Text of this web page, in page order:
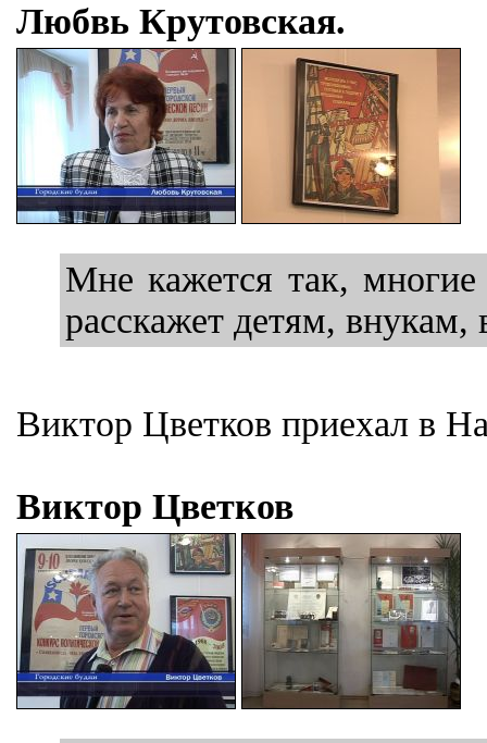
Любвь Крутовская.
Мне кажется так, многие
расскажет детям, внукам,
Виктор Цветков приехал в
Виктор Цветков